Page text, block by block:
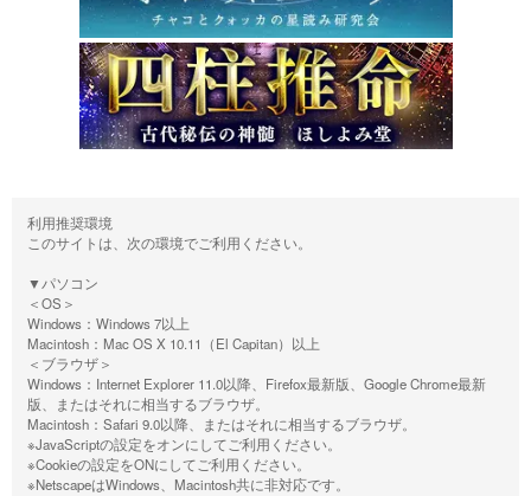
利用推奨環境
このサイトは、次の環境でご利用ください。
▼パソコン
＜OS＞
Windows：Windows 7以上
Macintosh：Mac OS X 10.11（El Capitan）以上
＜ブラウザ＞
Windows：Internet Explorer 11.0以降、Firefox最新版、Google Chrome最新
版、またはそれに相当するブラウザ。
Macintosh：Safari 9.0以降、またはそれに相当するブラウザ。
※JavaScriptの設定をオンにしてご利用ください。
※Cookieの設定をONにしてご利用ください。
※NetscapeはWindows、Macintosh共に非対応です。